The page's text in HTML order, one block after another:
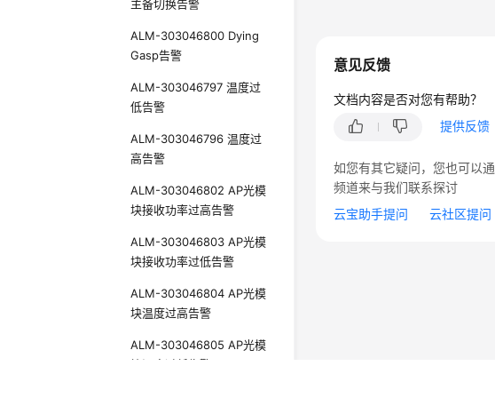
主备切换告警
ALM-303046800 Dying
Gasp告警
ALM-303046797 温度过
低告警
ALM-303046796 温度过
高告警
ALM-303046802 AP光模
块接收功率过高告警
ALM-303046803 AP光模
块接收功率过低告警
ALM-303046804 AP光模
块温度过高告警
ALM-303046805 AP光模
块温度过低告警
意见反馈
文档内容是否对您有帮助？
提供反馈
如您有其它疑问，您也可以
频道来与我们联系探讨
云宝助手提问
云社区提问